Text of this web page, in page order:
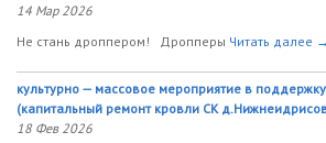
14 Мар 2026
Не стань дроппером! Дропперы Читать далее →
культурно — массовое мероприятие в
(капитальный ремонт кровли СК
18 Фев 2026